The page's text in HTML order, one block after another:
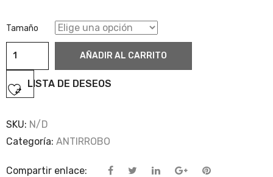
Tamaño
Antirrobo
cantidad
AÑADIR AL CARRITO
LISTA DE DESEOS
SKU: N/D
Categoría: ANTIRROBO
Compartir enlace: